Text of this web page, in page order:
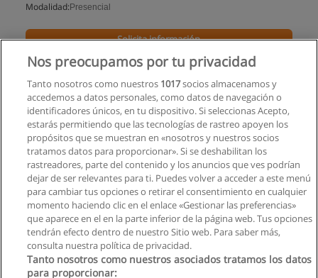
Modalidad: Presencial
Impartido en:
Solicita información
Nos preocupamos por tu privacidad
Tanto nosotros como nuestros 1017socios almacenamos y
accedemos a datos personales, como datos de navegación o
identificadores únicos, en tu dispositivo. Si seleccionas Acepto,
estarás permitiendo que las tecnologías de rastreo apoyen los
propósitos que se muestran en «nosotros y nuestros socios
tratamos datos para proporcionar». Si se deshabilitan los
rastreadores, parte del contenido y los anuncios que ves podrían
dejar de ser relevantes para ti. Puedes volver a acceder a este menú
para cambiar tus opciones o retirar el consentimiento en cualquier
momento haciendo clic en el enlace «Gestionar las preferencias»
que aparece en el en la parte inferior de la página web. Tus opciones
tendrán efecto dentro de nuestro Sitio web. Para saber más,
consulta nuestra política de privacidad.
Tanto nosotros como nuestros asociados tratamos los datos
para proporcionar: